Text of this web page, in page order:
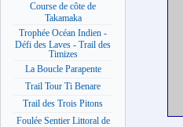
Course de côte de
Takamaka
Trophée Océan Indien -
Défi des Laves - Trail des
Timizes
La Boucle Parapente
Trail Tour Ti Benare
Trail des Trois Pitons
Foulée Sentier Littoral de